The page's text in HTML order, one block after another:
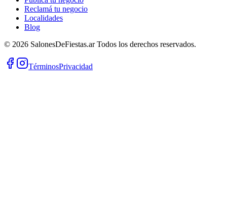
Reclamá tu negocio
Localidades
Blog
© 2026 SalonesDeFiestas.arTodos los derechos reservados.
TérminosPrivacidad